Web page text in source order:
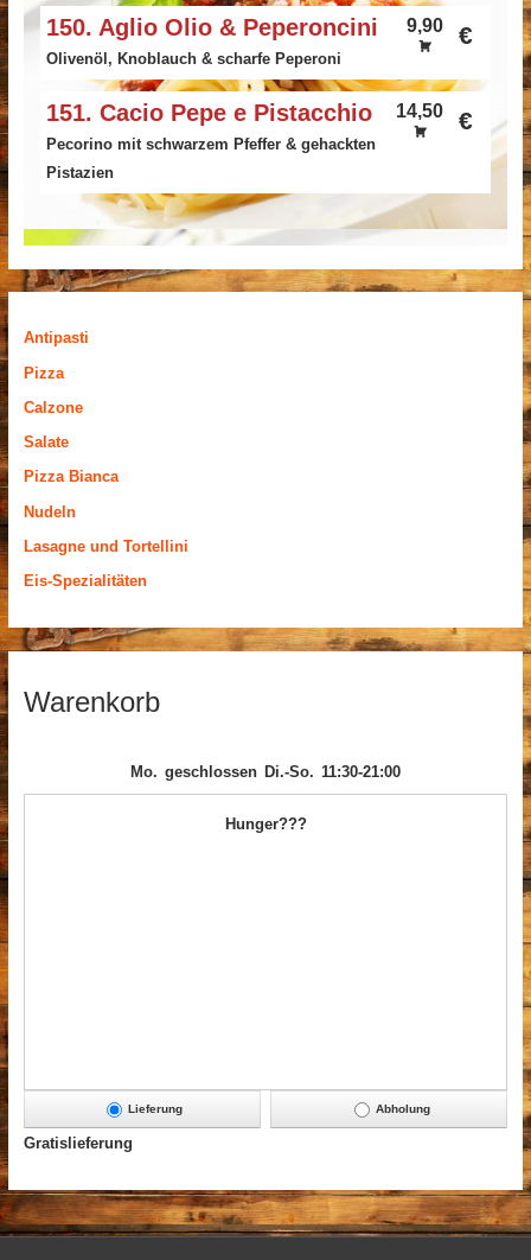
150. Aglio Olio & Peperoncini 9,90 €
Olivenöl, Knoblauch & scharfe Peperoni
151. Cacio Pepe e Pistacchio 14,50 €
Pecorino mit schwarzem Pfeffer & gehackten
Pistazien
Antipasti
Pizza
Calzone
Salate
Pizza Bianca
Nudeln
Lasagne und Tortellini
Eis-Spezialitäten
Warenkorb
Mo. geschlossen Di.-So. 11:30-21:00
Hunger???
Lieferung Abholung
Gratislieferung